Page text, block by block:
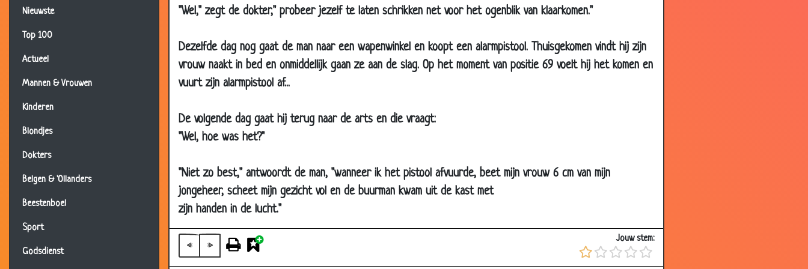
Nieuwste
Top 100
Actueel
Mannen & Vrouwen
Kinderen
Blondjes
Dokters
Belgen & 'Ollanders
Beestenboel
Sport
Godsdienst
"Wel," zegt de dokter," probeer jezelf te laten schrikken net voor het ogenblik van klaarkomen."
Dezelfde dag nog gaat de man naar een wapenwinkel en koopt een alarmpistool. Thuisgekomen vindt hij zijn
vrouw naakt in bed en onmiddellijk gaan ze aan de slag. Op het moment van positie 69 voelt hij het komen en
vuurt zijn alarmpistool af...
De volgende dag gaat hij terug naar de arts en die vraagt:
"Wel, hoe was het?"
"Niet zo best," antwoordt de man, "wanneer ik het pistool afvuurde, beet mijn vrouw 6 cm van mijn
jongeheer, scheet mijn gezicht vol en de buurman kwam uit de kast met
zijn handen in de lucht."
« »
Jouw stem:
20 Feb 2002
In de trein
20 Feb 2002
Penis & kut
3.07
20 Feb 2002
Zweedse les
19 Feb 2002
Roken
19 Feb 2002
18 Feb 2002
Vrouwen
2.55
18 Feb 2002
Raadsel
16 Feb 2002
3.33